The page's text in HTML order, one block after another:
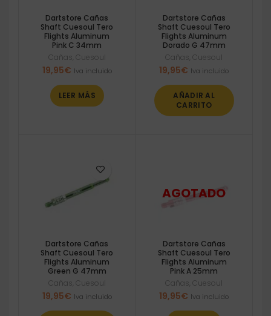
Dartstore Cañas
Shaft Cuesoul Tero
Flights Aluminum
Pink C 34mm
Cañas Cuesoul
19,95€ Iva incluido
LEER MÁS
Dartstore Cañas
Shaft Cuesoul Tero
Flights Aluminum
Dorado G 47mm
Cañas ,Cuesoul
19,95€ Iva incluido
AÑADIR AL
CARRITO
Dartstore Cañas
Shaft Cuesoul Tero
Flights Aluminum
Green G 47mm
Cañas Cuesoul
19,95€ Iva incluido
Dartstore Cañas
Shaft Cuesoul Tero
Flights Aluminum
Pink A 25mm
Cañas ,Cuesoul
19,95€ Iva incluido